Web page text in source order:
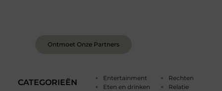
CATEGORIEËN
Entertainment
Eten en drinken
Rechten
Relatie
Ontmoet Onze Partners